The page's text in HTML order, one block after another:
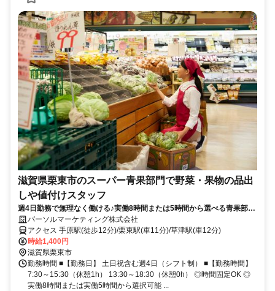
滋賀県栗東市のスーパー青果部門で野菜・果物の品出
しや値付けスタッフ
週4日勤務で無理なく働ける♪実働8時間または5時間から選べる青果部門
スタッフ募集！時給1400円の高時給で未経験スタートも歓迎◎車通勤
OKだから毎日の通勤もラクラク、長期で安定して働けるお仕事です。
パーソルマーケティング株式会社
アクセス 手原駅(徒歩12分)/栗東駅(車11分)/草津駅(車12分)
時給1,400円
滋賀県栗東市
勤務時間 ■【勤務日】 土日祝含む週4日（シフト制） ■【勤務時間】
7:30～15:30（休憩1h） 13:30～18:30（休憩0h） ◎時間固定OK ◎
実働8時間または実働5時間から選択可能 ...